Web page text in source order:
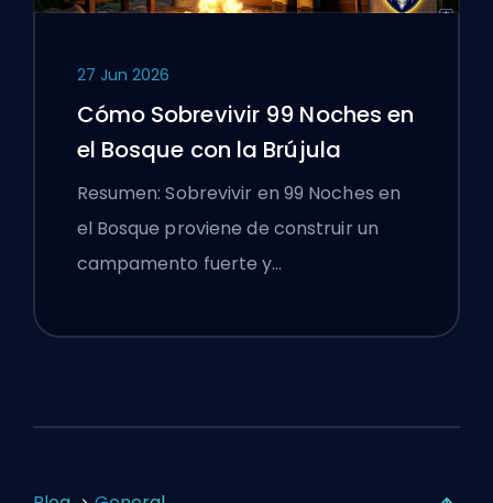
27 Jun 2026
Cómo Sobrevivir 99 Noches en
el Bosque con la Brújula
Resumen: Sobrevivir en 99 Noches en
el Bosque proviene de construir un
campamento fuerte y…